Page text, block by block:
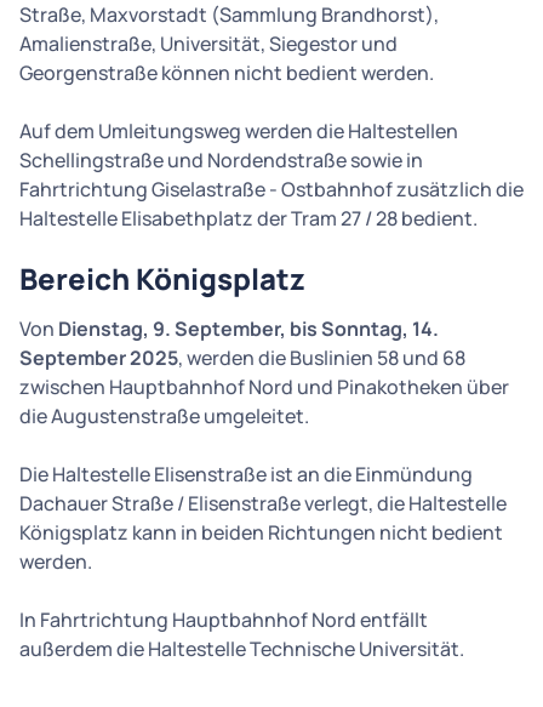
Straße, Maxvorstadt (Sammlung Brandhorst),
Amalienstraße, Universität, Siegestor und
Georgenstraße können nicht bedient werden.
Auf dem Umleitungsweg werden die Haltestellen
Schellingstraße und Nordendstraße sowie in
Fahrtrichtung Giselastraße - Ostbahnhof zusätzlich die
Haltestelle Elisabethplatz der Tram 27 / 28 bedient.
Bereich Königsplatz
Von Dienstag, 9. September, bis Sonntag, 14.
September 2025, werden die Buslinien 58 und 68
zwischen Hauptbahnhof Nord und Pinakotheken über
die Augustenstraße umgeleitet.
Die Haltestelle Elisenstraße ist an die Einmündung
Dachauer Straße / Elisenstraße verlegt, die Haltestelle
Königsplatz kann in beiden Richtungen nicht bedient
werden.
In Fahrtrichtung Hauptbahnhof Nord entfällt
außerdem die Haltestelle Technische Universität.